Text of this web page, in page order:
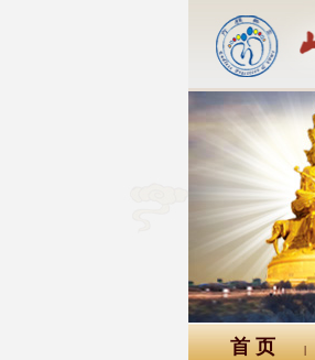
首 页 |